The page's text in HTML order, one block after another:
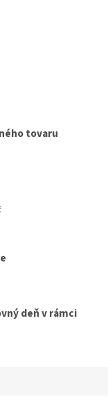
tovaru
deň v rámci